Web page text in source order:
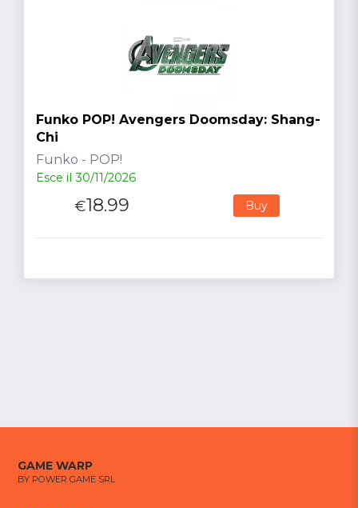
Funko POP! Avengers Doomsday: Shang-
Chi
Funko - POP!
Esce il 30/11/2026
€18.99 Buy
GAME WARP
BY POWER GAME SRL